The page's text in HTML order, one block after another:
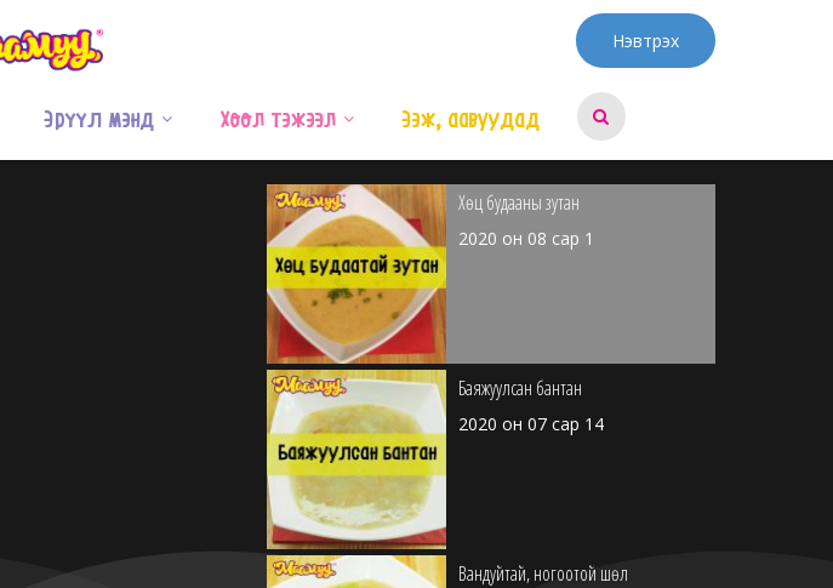
Нэвтрэх
Эрүүл мэнд Хоол тэжээл Ээж, аавуудад
Брокколитой бантан
2020 он 08 сар 3
Хөц будааны зутан
2020 он 08 сар 1
Баяжуулсан бантан
2020 он 07 сар 14
Вандуйтай, ногоотой шөл